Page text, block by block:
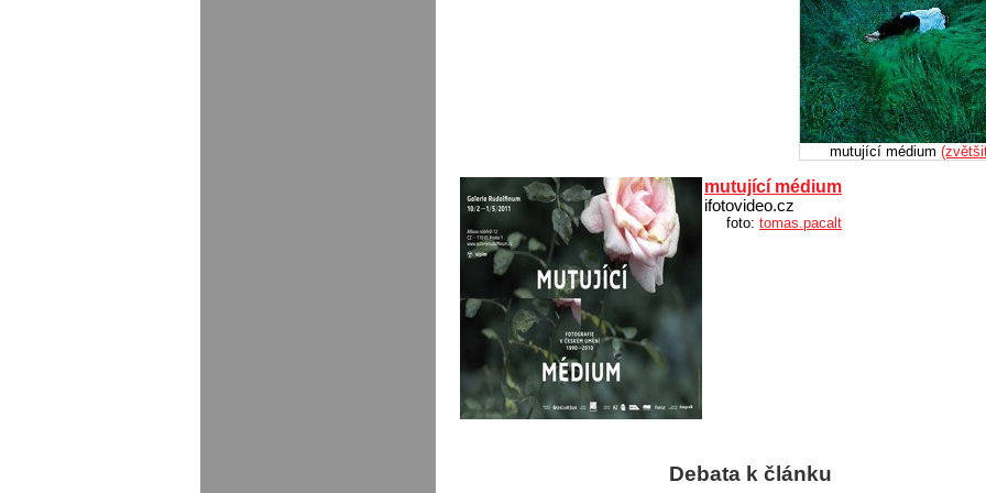
mutující médium
mutující médium
ifotovideo.cz
foto: tomas.pacalt
Debata k článku